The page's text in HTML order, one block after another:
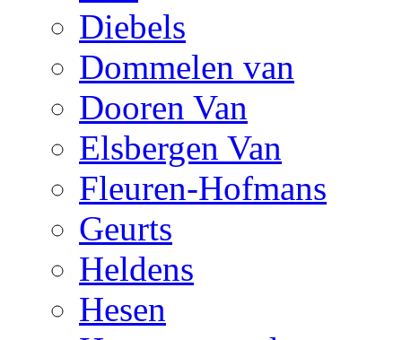
Diebels
Dommelen van
Dooren Van
Elsbergen Van
Fleuren-Hofmans
Geurts
Heldens
Hesen